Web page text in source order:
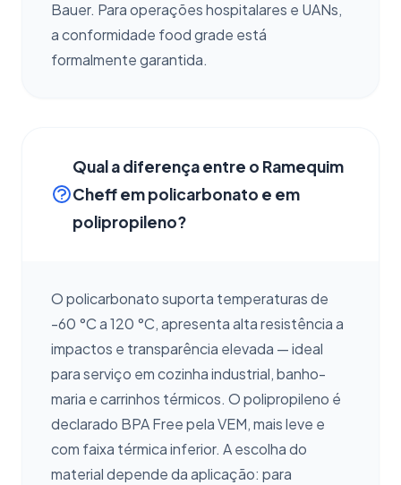
Bauer. Para operações hospitalares e UANs,
a conformidade food grade está
formalmente garantida.
Qual a diferença entre o Ramequim
Cheff em policarbonato e em
polipropileno?
O policarbonato suporta temperaturas de
-60 °C a 120 °C, apresenta alta resistência a
impactos e transparência elevada — ideal
para serviço em cozinha industrial, banho-
maria e carrinhos térmicos. O polipropileno é
declarado BPA Free pela VEM, mais leve e
com faixa térmica inferior. A escolha do
material depende da aplicação: para